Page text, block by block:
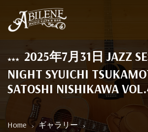
2025年7月31日 JAZZ
NIGHT SYUICHI
SATOSHI NISHIKAWA
Home
ギャラリー